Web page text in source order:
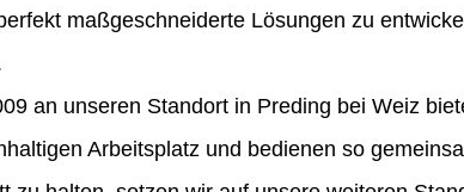
maßgeschneiderte Lösungen zu
an unseren Standort in Preding bei Weiz
Arbeitsplatz und bedienen so